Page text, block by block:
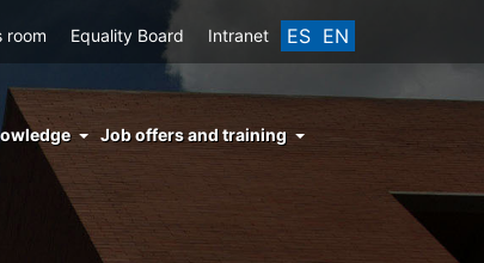
ES EN
room Equality Board Intranet
Job offers and training